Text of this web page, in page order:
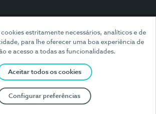
estritamente necessários, analíticos e de
para lhe oferecer uma boa experiência de
e acesso a todas as funcionalidades.
Aceitar todos os cookies
Configurar preferências